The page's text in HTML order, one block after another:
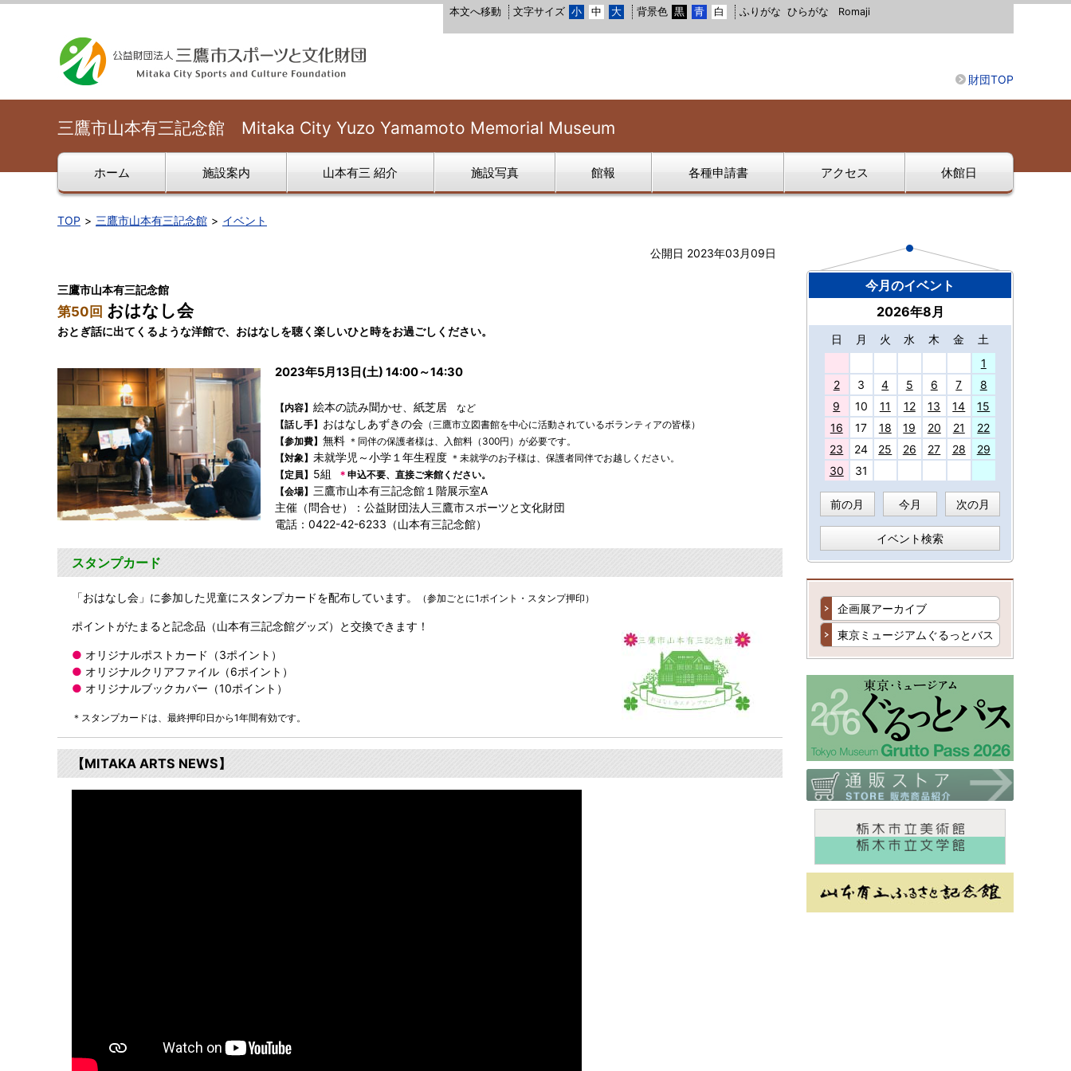
本文へ移動 文字サイズ 小 中 大 背景色 黒 青 白 ふりがな ひらがな Romaji
財団TOP
三鷹市山本有三記念館 Mitaka City Yuzo Yamamoto Memorial Museum
ホーム 施設案内 山本有三 紹介 施設写真 館報 各種申請書 アクセス 休館日
TOP 三鷹市山本有三記念館 イベント
公開日 2023年03月09日
三鷹市山本有三記念館
第50回 おはなし会
おとぎ話に出てくるような洋館で、おはなしを聴く楽しいひと時をお過ごしください。
2023年5月13日(土) 14:00～14:30
【内容】 絵本の読み聞かせ、紙芝居など
【話し手】 おはなしあずきの会（三鷹市立図書館を中心に活動されているボランティアの皆様）
【参加費】 無料 ＊同伴の保護者様は、入館料（300円）が必要です。
【対象】 未就学児～小学１年生程度 ＊未就学のお子様は、保護者同伴でお越しください。
【定員】 5組 ＊ 申込不要、直接ご来館ください。
【会場】 三鷹市山本有三記念館１階展示室A
主催（問合せ）：公益財団法人三鷹市スポーツと文化財団
電話：0422-42-6233（山本有三記念館）
スタンプカード
「おはなし会」に参加した児童にスタンプカードを配布しています。 （参加ごとに1ポイント・スタンプ押印）
ポイントがたまると記念品（山本有三記念館グッズ）と交換できます！
● オリジナルポストカード（3ポイント）
● オリジナルクリアファイル（6ポイント）
● オリジナルブックカバー（10ポイント）
＊スタンプカードは、最終押印日から1年間有効です。
【MITAKA ARTS NEWS】
今月のイベント
2026年8月
日 月 火 水 木 金
土
1
2
3 4 5 6 7
8
9
10 11 12 13 14
15
16
17 18 19 20 21
22
23
24 25 26 27 28
29
30
31
前の月 今月 次の月
イベント検索
企画展アーカイブ
東京ミュージアムぐるっとバス